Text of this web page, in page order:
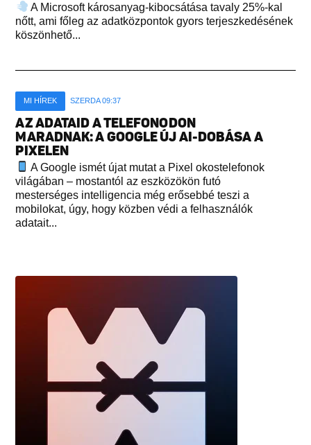
A Microsoft károsanyag-kibocsátása tavaly 25%-kal
nőtt, ami főleg az adatközpontok gyors terjeszkedésének
köszönhető...
MI HÍREK SZERDA 09:37
AZ ADATAID A TELEFONODON
MARADNAK: A GOOGLE ÚJ AI-DOBÁSA A
PIXELEN
A Google ismét újat mutat a Pixel okostelefonok
világában – mostantól az eszközökön futó
mesterséges intelligencia még erősebbé teszi a
mobilokat, úgy, hogy közben védi a felhasználók
adatait...